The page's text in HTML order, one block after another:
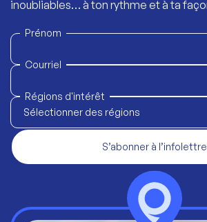
inoubliables… à ton rythme et à ta
Prénom
Courriel
Régions d'intérêt
Sélectionner des régions
S’abonner à l’infolettre